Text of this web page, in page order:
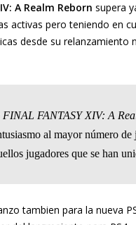
A Realm Reborn supera
activas pero teniendo en
desde su
FINAL FANTASY XIV: A
al mayor número
jugadores que se han
tambien para la nueva